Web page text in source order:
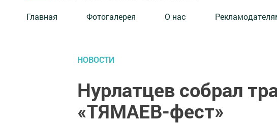
Главная Фотогалерея О нас
НОВОСТИ
Нурлатцев собрал
«ТЯМАЕВ-фест»